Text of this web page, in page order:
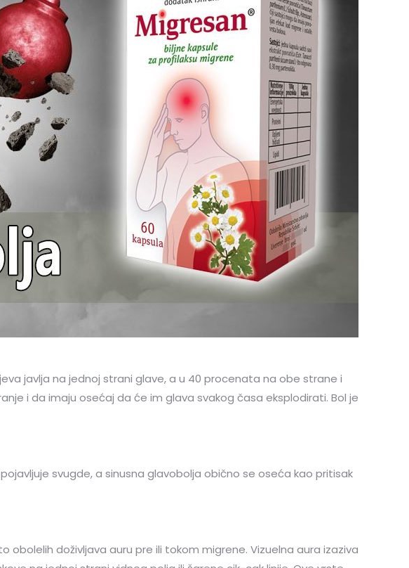
javlja na jednoj strani glave, a u 40 procenata na obe strane i
i da imaju osećaj da će im glava svakog časa eksplodirati. Bol je
svugde, a sinusna glavobolja obično se oseća kao pritisak
doživljava auru pre ili tokom migrene. Vizuelna aura izaziva